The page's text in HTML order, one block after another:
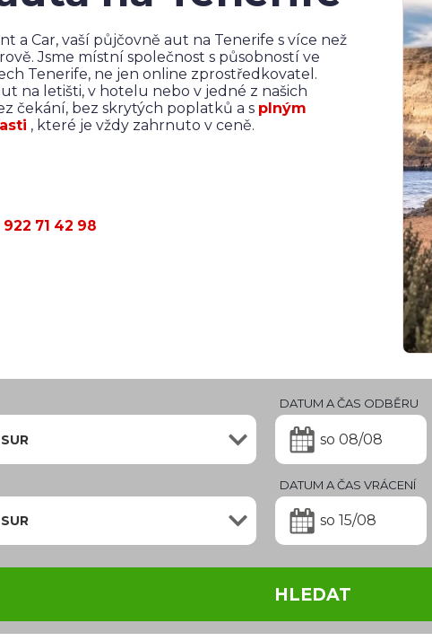
a Car, vaší půjčovně aut na Tenerife s více než
Jsme místní společnost s působností ve
Tenerife, ne jen online zprostředkovatel.
na letišti, v hotelu nebo v jedné z našich
čekání, bez skrytých poplatků a s plným
, které je vždy zahrnuto v ceně.
922 71 42 98
DATUM A ČAS ODBĚRU
so 08/08
DATUM A ČAS VRÁCENÍ
so 15/08
HLEDAT